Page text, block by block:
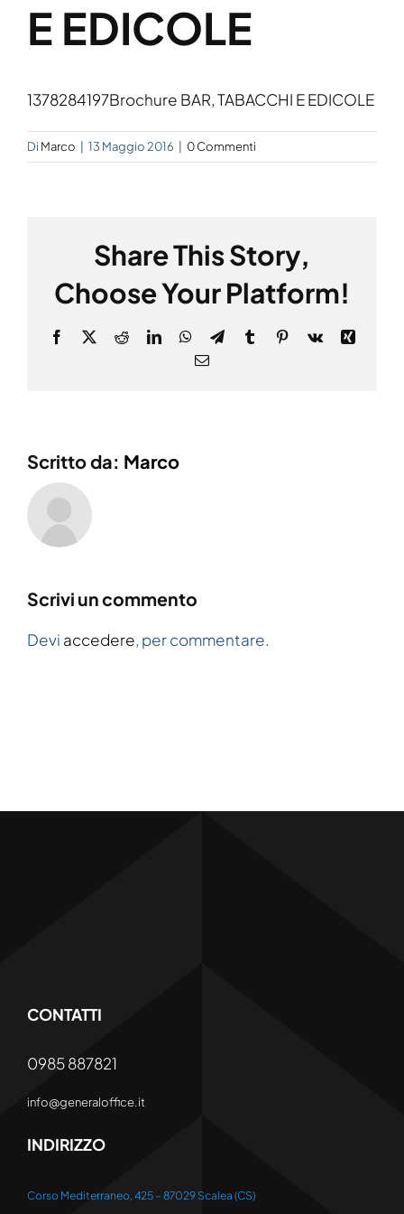
E EDICOLE
1378284197Brochure BAR, TABACCHI E EDICOLE
Di Marco | 13 Maggio 2016 | 0 Commenti
Share This Story,
Choose Your Platform!
Facebook
X RedditLinkedInWhatsApp
TelegramTumblrPinterest
Vk
Xing
Email
Scritto da: Marco
Scrivi un commento
Devi accedere, per commentare.
CONTATTI
0985 887821
info@generaloffice.it
INDIRIZZO
Corso Mediterraneo, 425 – 87029 Scalea (CS)